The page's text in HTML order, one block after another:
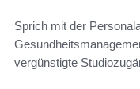
Sprich mit der
vergünstigte